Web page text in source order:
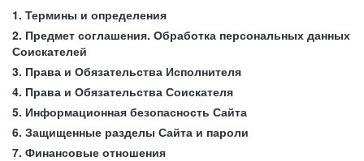
1. Термины и определения
2. Предмет соглашения. Обработка персональных данных
Соискателей
3. Права и Обязательства Исполнителя
4. Права и Обязательства Соискателя
5. Информационная безопасность Сайта
6. Защищенные разделы Сайта и пароли
7. Финансовые отношения